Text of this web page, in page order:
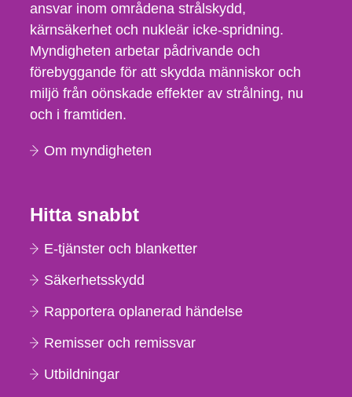
ansvar inom områdena strålskydd,
kärnsäkerhet och nukleär icke-spridning.
Myndigheten arbetar pådrivande och
förebyggande för att skydda människor och
miljö från oönskade effekter av strålning, nu
och i framtiden.
Om myndigheten
Hitta snabbt
E-tjänster och blanketter
Säkerhetsskydd
Rapportera oplanerad händelse
Remisser och remissvar
Utbildningar